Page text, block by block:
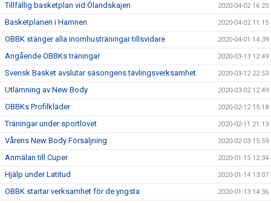
Tillfällig basketplan vid Ölandskajen 2020-04-02 16:25
Basketplanen i Hamnen 2020-04-02 11:15
OBBK stänger alla inomhusträningar tillsvidare 2020-04-01 14:39
Angående OBBKs träningar 2020-03-13 12:49
Svensk Basket avslutar säsongens tävlingsverksamhet 2020-03-12 22:53
Utlämning av New Body 2020-03-02 12:49
OBBKs Profilkläder 2020-02-12 15:18
Träningar under sportlovet 2020-02-11 21:13
Vårens New Body Försäljning 2020-02-03 15:59
Anmälan till Cuper 2020-01-15 12:34
Hjälp under Latitud 2020-01-14 13:07
OBBK startar verksamhet för de yngsta 2020-01-13 14:36